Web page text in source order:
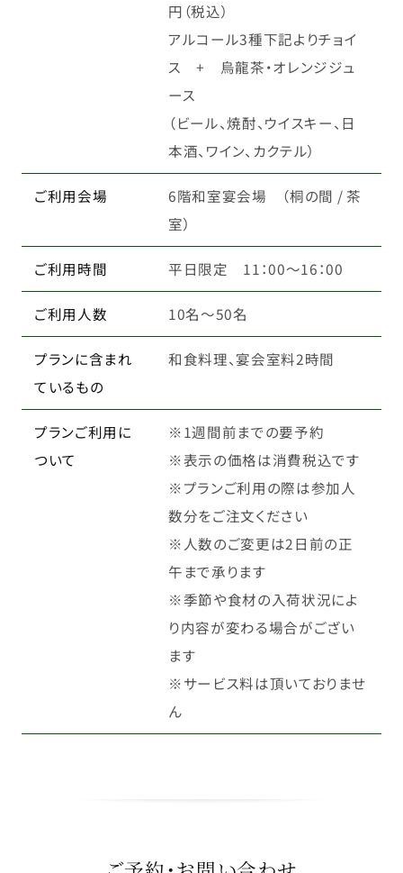
円（税込）
アルコール3種下記よりチョイ
ス + 烏龍茶・オレンジジュ
ース
（ビール、焼酎、ウイスキー、日
本酒、ワイン、カクテル）
ご利用会場
6階和室宴会場 （桐の間 / 茶
室）
ご利用時間 平日限定 11：00～16：00
ご利用人数 10名～50名
プランに含まれ
ているもの
和食料理、宴会室料2時間
プランご利用に
ついて
※1週間前までの要予約
※表示の価格は消費税込です
※プランご利用の際は参加人
数分をご注文ください
※人数のご変更は2日前の正
午まで承ります
※季節や食材の入荷状況によ
り内容が変わる場合がござい
ます
※サービス料は頂いておりませ
ん